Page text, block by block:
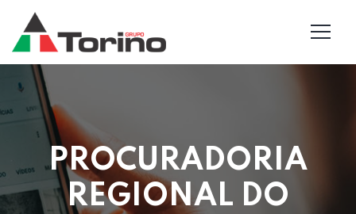
PROCURADORIA
REGIONAL DO